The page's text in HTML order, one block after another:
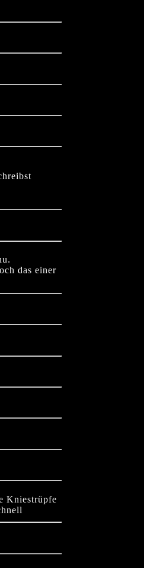
das einer
Kniestrüpfe